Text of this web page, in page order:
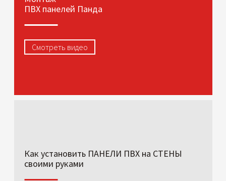
ПВХ панелей Панда
Смотреть видео
Как установить ПАНЕЛИ ПВХ на СТЕНЫ
своими руками